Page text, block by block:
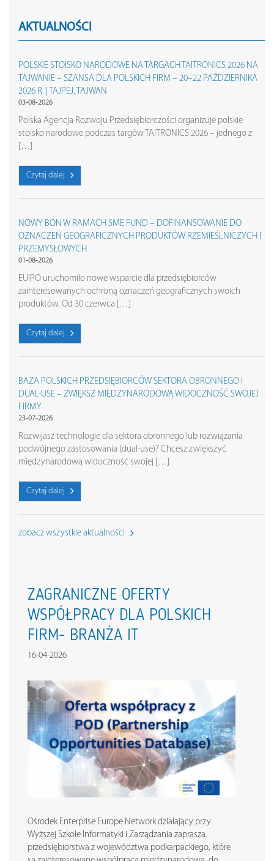
AKTUALNOŚCI
POLSKIE STOISKO NARODOWE NA TARGACH TAITRONICS 2026 NA
TAJWANIE – SZANSA DLA POLSKICH FIRM – 20–22 PAŹDZIERNIKA
2026 R. | TAJPEJ, TAJWAN
03-08-2026
Polska Agencja Rozwoju Przedsiębiorczości organizuje polskie
stoisko narodowe podczas targów TAITRONICS 2026 – jednego z
[…]
Czytaj dalej
NOWY BON W RAMACH SME FUND – DOFINANSOWANIE DO
OZNACZEŃ GEOGRAFICZNYCH PRODUKTÓW RZEMIEŚLNICZYCH I
PRZEMYSŁOWYCH
01-08-2026
EUIPO uruchomiło nowe wsparcie dla przedsiębiorców
zainteresowanych ochroną oznaczeń geograficznych swoich
produktów. Od 30 czerwca […]
Czytaj dalej
BAZA POLSKICH PRZEDSIĘBIORCÓW SEKTORA OBRONNEGO I
DUAL-USE – ZWIĘKSZ MIĘDZYNARODOWĄ WIDOCZNOŚĆ SWOJEJ
FIRMY
23-07-2026
Rozwijasz technologie dla sektora obronnego lub rozwiązania
podwójnego zastosowania (dual-use)? Chcesz zwiększyć
międzynarodową widoczność swojej […]
Czytaj dalej
zobacz wszystkie aktualności
ZAGRANICZNE OFERTY
WSPÓŁPRACY DLA POLSKICH
FIRM- BRANŻA IT
16-04-2026
Ośrodek Enterprise Europe Network działający przy
Wyższej Szkole Informatyki i Zarządzania zaprasza
przedsiębiorstwa z województwa podkarpackiego, które